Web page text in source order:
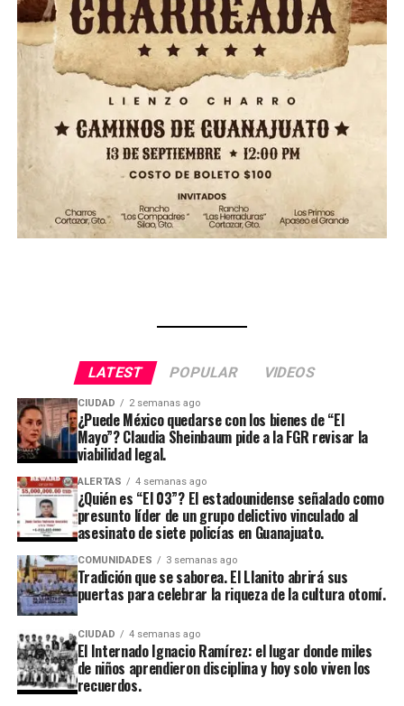
LATEST POPULAR VIDEOS
CIUDAD 2 semanas ago
¿Puede México quedarse con los bienes de “El
Mayo”? Claudia Sheinbaum pide a la FGR revisar la
viabilidad legal.
ALERTAS 4 semanas ago
¿Quién es “El 03”? El estadounidense señalado como
presunto líder de un grupo delictivo vinculado al
asesinato de siete policías en Guanajuato.
COMUNIDADES 3 semanas ago
Tradición que se saborea. El Llanito abrirá sus
puertas para celebrar la riqueza de la cultura otomí.
CIUDAD 4 semanas ago
El Internado Ignacio Ramírez: el lugar donde miles
de niños aprendieron disciplina y hoy solo viven los
recuerdos.